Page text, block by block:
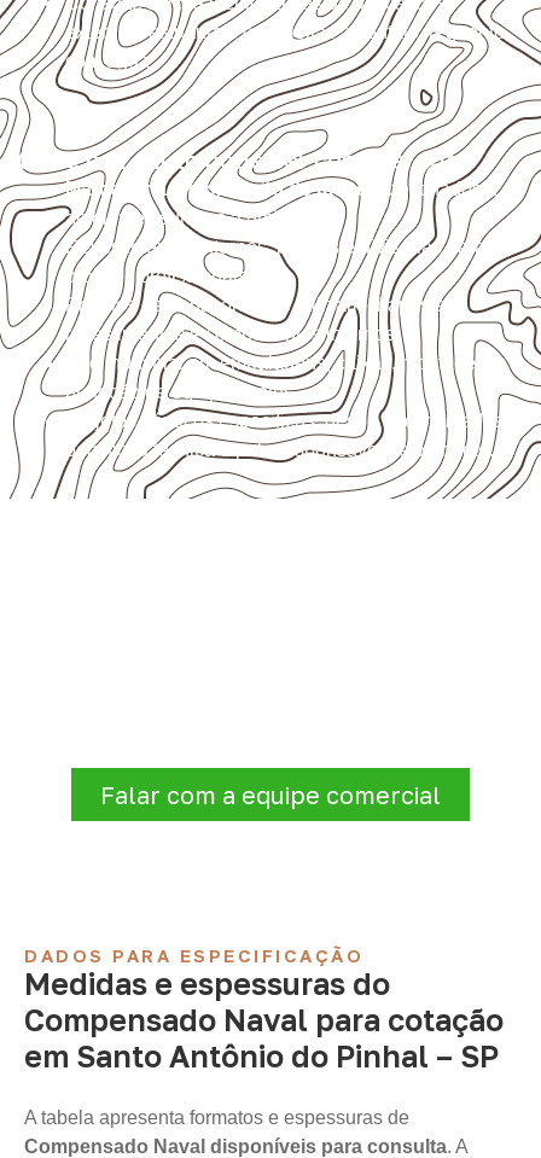
externas, estruturais ou sujeitas a contato frequente
com água.
Onde o produto pode ser considerado
Marcenaria e fabricação de móveis
destinados a
ambientes sujeitos à umidade.
Revestimentos internos, painéis e divisórias para
projetos profissionais.
Projetos de transporte que utilizam chapas em
revestimentos e componentes internos.
Uso industrial em embalagens, caixas, montagem e
proteção de equipamentos.
Projetos náuticos específicos, desde que validados
pela ficha técnica e pelo responsável pelo projeto.
Falar com a equipe comercial
DADOS PARA ESPECIFICAÇÃO
Medidas e espessuras do
Compensado Naval para cotação
em Santo Antônio do Pinhal – SP
A tabela apresenta formatos e espessuras de
Compensado Naval disponíveis para consulta. A